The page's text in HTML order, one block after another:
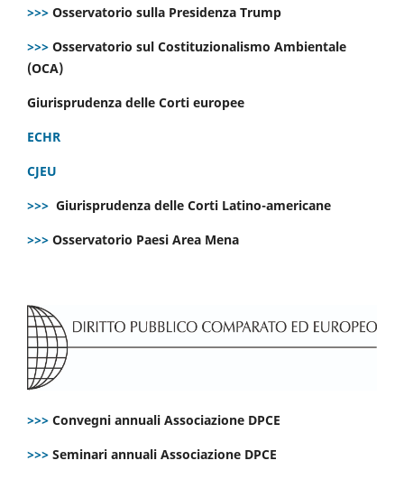
>>> Osservatorio sulla Presidenza Trump
>>> Osservatorio sul Costituzionalismo Ambientale
(OCA)
Giurisprudenza delle Corti europee
ECHR
CJEU
>>> Giurisprudenza delle Corti Latino-americane
>>> Osservatorio Paesi Area Mena
>>> Convegni annuali Associazione DPCE
>>> Seminari annuali Associazione DPCE